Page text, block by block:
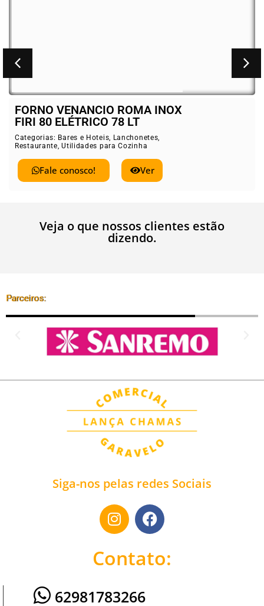
FORNO VENANCIO ROMA INOX
FIRI 80 ELÉTRICO 78 LT
Categorias: Bares e Hoteis Lanchonetes
Restaurante ,Utilidades para Cozinha
Fale conosco! Ver
Veja o que nossos clientes estão
dizendo.
Parceiros:
Siga-nos pelas redes Sociais
Contato:
62981783266